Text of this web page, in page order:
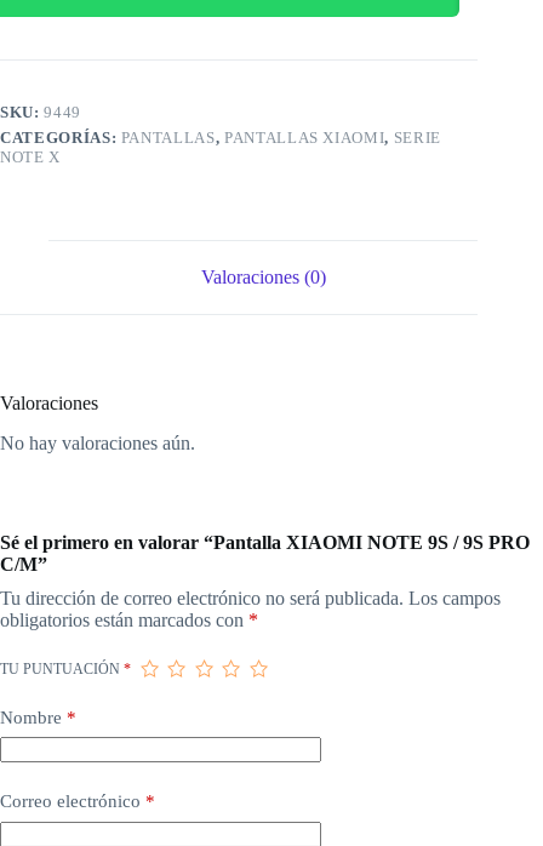
PRO
cantidad
SKU:9449
CATEGORÍAS: PANTALLAS, PANTALLAS XIAOMI, SERIE
NOTE X
Valoraciones (0)
Valoraciones
No hay valoraciones aún.
Sé el primero en valorar “Pantalla XIAOMI NOTE 9S / 9S PRO
C/M”
Tu dirección de correo electrónico no será publicada. Los campos
obligatorios están marcados con *
TU PUNTUACIÓN *
Nombre *
Correo electrónico *